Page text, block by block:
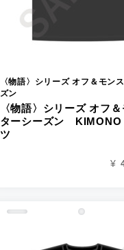
〈物語〉シリーズ オフ＆モン
ズン
〈物語〉シリーズ オフ
ターシーズン
ツ
¥